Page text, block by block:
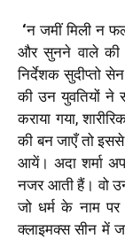
‘न जमीं मिली न
और सुनने वाले की
निर्देशक सुदीप्तो
की उन युवतियों ने
कराया गया,
की बन जाएँ तो
आयें। अदा शर्मा
नजर आती हैं। वो
जो धर्म के नाम पर
क्लाइमक्स सीन में